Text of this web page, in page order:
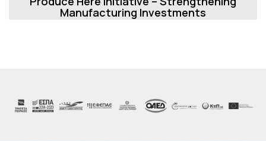
Manufacturing Investments